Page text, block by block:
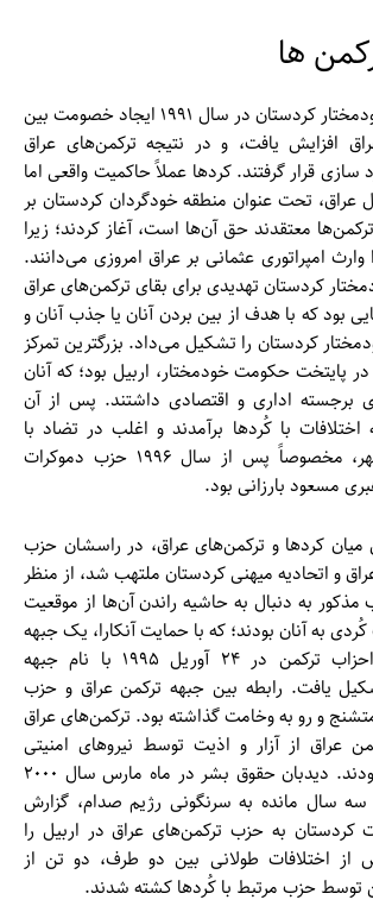
‌ها
با تشکیل منطقه خودمختار کردستان در سال ۱۹۹۱ ایجاد خصومت بین
افزایش یافت، و در نتیجه ترکمن‌های عراق
سازی قرار گرفتند. کرد‌ها عملاً حاکمیت واقعی اما
عراق، تحت عنوان منطقه خودگردان کردستان بر
معتقدند حق آن‌‌ها است، آغاز کردند؛ زیرا
امپراتوری عثمانی بر عراق امروزی می‌دانند.
کردستان تهدیدی برای بقای ترکمن‌‌های عراق
بود که با هدف از بین بردن آنان یا جذب آنان و
کردستان را تشکیل می‌داد. بزرگترین تمرکز
در پایتخت حکومت خودمختار، اربیل بود؛ که آنان
برجسته اداری و اقتصادی داشتند. پس از آن
اختلافات با کُرد‌ها برآمدند و اغلب در تضاد با
قدرت‌‌های حاکم شهر، مخصوصاً پس از سال ۱۹۹۶ حزب دموکرات
مسعود بارزانی بود.
تنش میان کرد‌ها و ترکمن‌های عراق، در راسشان حزب
و اتحادیه میهنی کردستان ملتهب شد، از منظر
مذکور به دنبال به حاشیه راندن آن‌‌ها از موقعیت
کُردی به آنان بودند؛ که با حمایت آنکارا، یک جبهه
جدید سیاسی از احزاب ترکمن در ۲۴ آوریل ۱۹۹۵ با نام جبهه
یافت. رابطه بین جبهه ترکمن عراق و حزب
و رو به وخامت گذاشته بود. ترکمن‌های عراق
عراق از آزار و اذیت توسط نیرو‌های امنیتی
کردستان گله مند بودند. دیدبان حقوق بشر در ماه مارس سال ۲۰۰۰
سه سال مانده به سرنگونی رژیم صدام، گزارش
کردستان به حزب ترکمن‌های عراق در اربیل را
از اختلافات طولانی بین دو طرف، دو تن از
توسط حزب مرتبط با کُرد‌ها کشته شدند.